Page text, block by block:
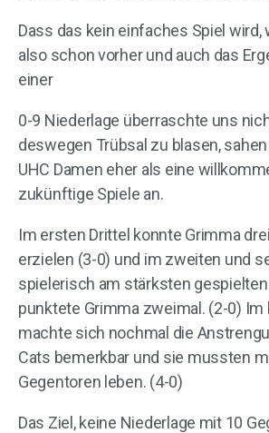
Dass das kein einfaches Spiel
also schon vorher und auch das
einer
0-9 Niederlage überraschte uns
deswegen Trübsal zu blasen,
UHC Damen eher als eine
zukünftige Spiele an.
Im ersten Drittel konnte Grimma
erzielen (3-0) und im zweiten und
spielerisch am stärksten gespielten
punktete Grimma zweimal. (2-0) Im
machte sich nochmal die
Cats bemerkbar und sie mussten
Gegentoren leben. (4-0)
Das Ziel, keine Niederlage mit 10